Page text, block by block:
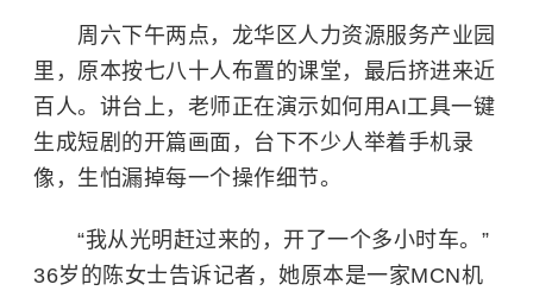
周六下午两点，龙华区人力资源服务产业园
里，原本按七八十人布置的课堂，最后挤进来近
百人。讲台上，老师正在演示如何用AI工具一键
生成短剧的开篇画面，台下不少人举着手机录
像，生怕漏掉每一个操作细节。
“我从光明赶过来的，开了一个多小时车。”
36岁的陈女士告诉记者，她原本是一家MCN机